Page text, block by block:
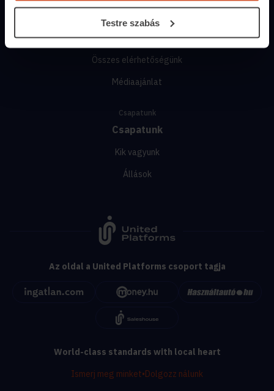
Testre szabás
Munkanapokon10:00-17:00-ig
Összes elérhetőségünk
Médiaajánlat
Csapatunk
Csapatunk
Kik vagyunk
Állások
Az oldal a United Platforms csoport tagja
World-class standards with local heart
Ismerj meg minket•Dolgozz nálunk